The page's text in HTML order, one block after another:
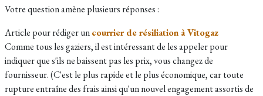
Votre question amène plusieurs réponses :
Article pour rédiger uncourrier de résiliation à Vitogaz
Comme tous les gaziers, il est intéressant de les appeler pour
indiquer que s'ils ne baissent pas les prix, vous changez de
fournisseur. (C'est le plus rapide et le plus économique, car toute
rupture entraîne des frais ainsi qu'un nouvel engagement assortis de